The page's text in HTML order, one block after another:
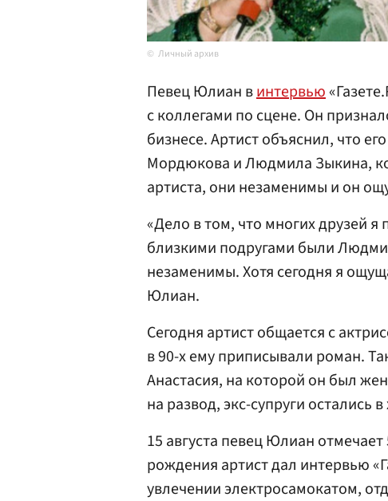
Личный архив
Певец Юлиан винтервью
с коллегами по сцене. Он
бизнесе. Артист объяснил, что
Мордюкова и Людмила Зыкина,
артиста, они незаменимы и он
«Дело в том, что многих друзей
близкими подругами были
незаменимы. Хотя сегодня я
Юлиан.
Сегодня артист общается с
в 90-х ему приписывали роман.
Анастасия, на которой он был
на развод, экс-супруги остались
15 августа певец Юлиан
рождения артист дал интервью
увлечении электросамокатом,